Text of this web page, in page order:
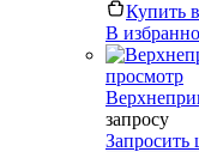
Купить
В
просмотр
запросу
Запросить